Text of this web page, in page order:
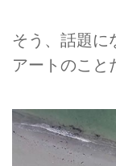
そう、話題に
アートのこと